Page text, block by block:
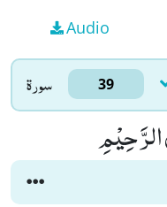
Audio
سورۃ 39
الرَّحِیْمِ